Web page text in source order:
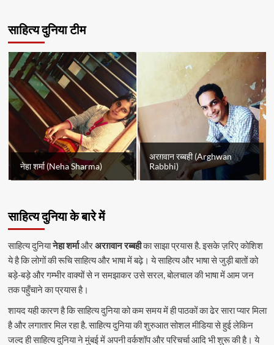
साहित्य दुनिया टीम
नेहा शर्मा (Neha Sharma)
अरग़वान रब्बही (Arghwan
Rabbhi)
साहित्य दुनिया के बारे में
साहित्य दुनियानेहा शर्माऔरअरग़वान रब्बहीका साझा प्रयास है. इसके ज़रिए कोशिश
ये है कि लोगों की रूचि साहित्य और भाषा में बढ़े। ये साहित्य और भाषा से जुड़ी बातों को
बड़े-बड़े और गम्भीर वाक्यों से न समझाकर उसे सरल, बोलचाल की भाषा में आम जन
तक पहुँचाने का प्रयास है।
शायद यही कारण है कि साहित्य दुनिया को कम समय में ही पाठकों का ढेर सारा प्यार मिला
है और लगातार मिल रहा है. साहित्य दुनिया की शुरुआत सोशल मीडिया से हुई लेकिन
जल्द ही साहित्य दुनिया ने मुंबई में अपनी वर्कशॉप और परिचर्चा आदि भी शुरू की है। ये